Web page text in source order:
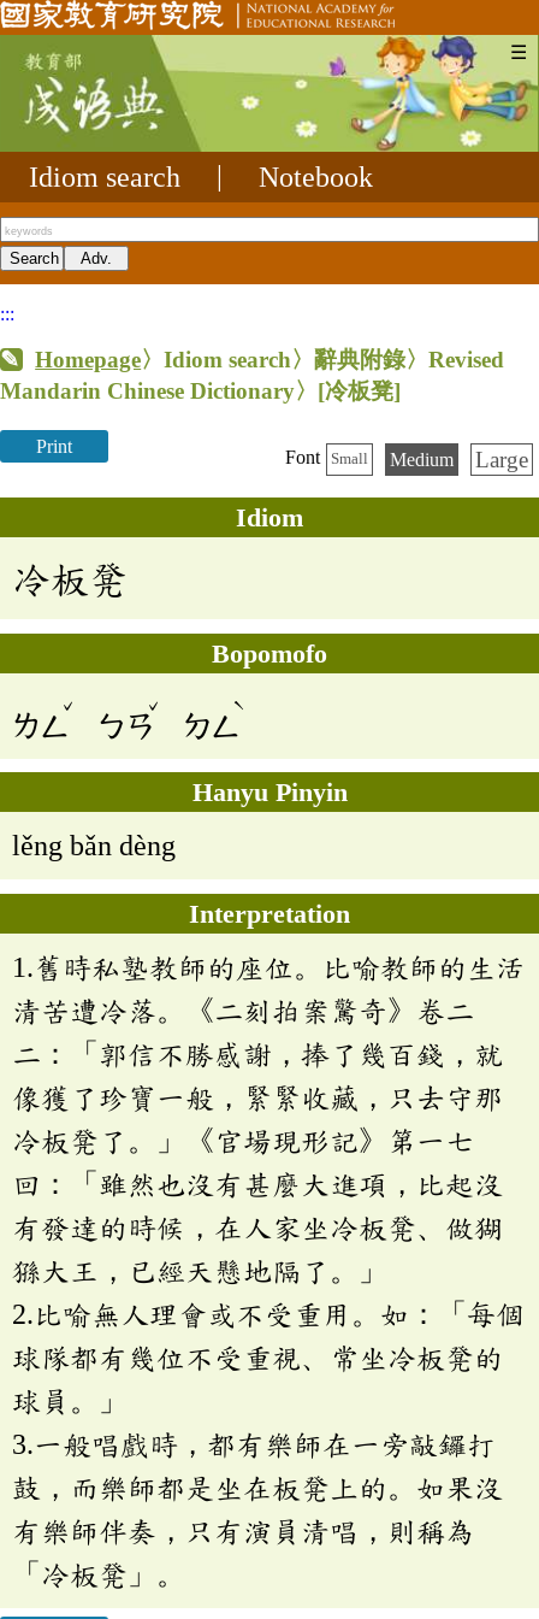
☰
Idiom search Notebook
:::
Homepage〉Idiom search〉辭典附錄〉Revised
Mandarin Chinese Dictionary〉 [冷板凳]
Print
Font Small Medium Large
Idiom
冷板凳
Bopomofo
ㄌㄥ
ˇ
ㄅㄢ
ˇ
ㄉㄥ
ˋ
Hanyu Pinyin
lěng bǎn dèng
Interpretation
1.舊時私塾教師的座位。比喻教師的生活
清苦遭冷落。《二刻拍案驚奇》卷二
二：「郭信不勝感謝，捧了幾百錢，就
像獲了珍寶一般，緊緊收藏，只去守那
冷板凳了。」《官場現形記》第一七
回：「雖然也沒有甚麼大進項，比起沒
有發達的時候，在人家坐冷板凳、做猢
猻大王，已經天懸地隔了。」
2.比喻無人理會或不受重用。如：「每個
球隊都有幾位不受重視、常坐冷板凳的
球員。」
3.一般唱戲時，都有樂師在一旁敲鑼打
鼓，而樂師都是坐在板凳上的。如果沒
有樂師伴奏，只有演員清唱，則稱為
「冷板凳」。